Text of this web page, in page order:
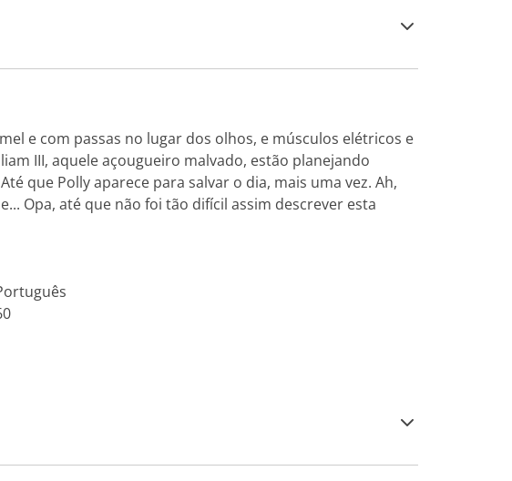
e com passas no lugar dos olhos, e músculos elétricos e
III, aquele açougueiro malvado, estão planejando
que Polly aparece para salvar o dia, mais uma vez. Ah,
Opa, até que não foi tão difícil assim descrever esta